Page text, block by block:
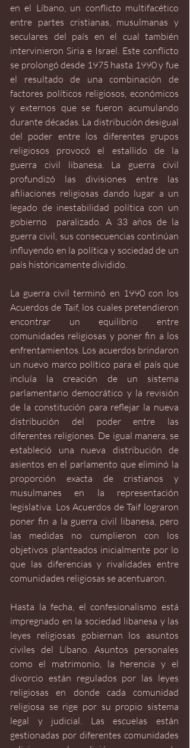
en el Líbano, un conflicto multifacético
entre partes cristianas, musulmanas y
seculares del país en el cual también
intervinieron Siria e Israel. Este conflicto
se prolongó desde 1975 hasta 1990 y fue
el resultado de una combinación de
factores políticos religiosos, económicos
y externos que se fueron acumulando
durante décadas. La distribución desigual
del poder entre los diferentes grupos
religiosos provocó el estallido de la
guerra civil libanesa. La guerra civil
profundizó las divisiones entre las
afiliaciones religiosas dando lugar a un
legado de inestabilidad política con un
gobierno  paralizado. A 33 años de la
guerra civil, sus consecuencias continúan
influyendo en la política y sociedad de un
país históricamente dividido.
La guerra civil terminó en 1990 con los
Acuerdos de Taif, los cuales pretendieron
encontrar un equilibrio entre
comunidades religiosas y poner fin a los
enfrentamientos. Los acuerdos brindaron
un nuevo marco político para el país que
incluía la creación de un sistema
parlamentario democrático y la revisión
de la constitución para reflejar la nueva
distribución del poder entre las
diferentes religiones. De igual manera, se
estableció una nueva distribución de
asientos en el parlamento que eliminó la
proporción exacta de cristianos y
musulmanes en la representación
legislativa. Los Acuerdos de Taif lograron
poner fin a la guerra civil libanesa, pero
las medidas no cumplieron con los
objetivos planteados inicialmente por lo
que las diferencias y rivalidades entre
comunidades religiosas se acentuaron.
Hasta la fecha, el confesionalismo está
impregnado en la sociedad libanesa y las
leyes religiosas gobiernan los asuntos
civiles del Líbano. Asuntos personales
como el matrimonio, la herencia y el
divorcio están regulados por las leyes
religiosas en donde cada comunidad
religiosa se rige por su propio sistema
legal y judicial. Las escuelas están
gestionadas por diferentes comunidades